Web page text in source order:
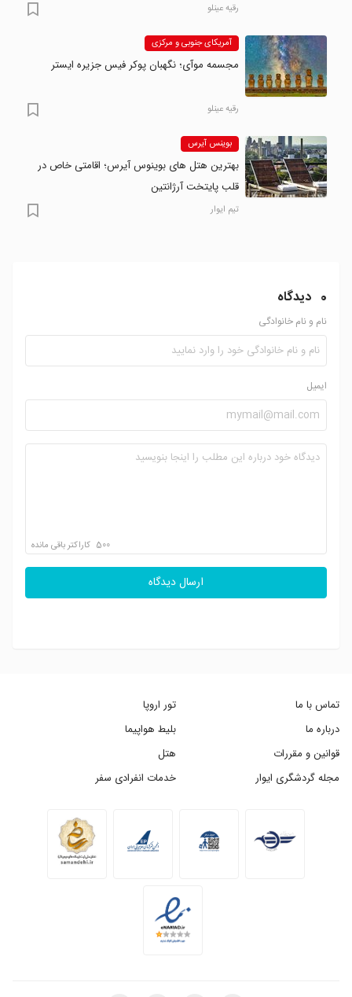
رقیه عینلو
آمریکای جنوبی و مرکزی
مجسمه موآی؛ نگهبان پوکر فیس جزیره ایستر
رقیه عینلو
بوینس آیرس
بهترین هتل های بوینوس آیرس؛ اقامتی خاص در
قلب پایتخت آرژانتین
تیم ایوار
0 دیدگاه
نام و نام خانوادگی
ایمیل
500 کاراکتر باقی مانده
ارسال دیدگاه
تماس با ما
درباره ما
قوانین و مقررات
مجله گردشگری ایوار
تور اروپا
بلیط هواپیما
هتل
خدمات انفرادی سفر